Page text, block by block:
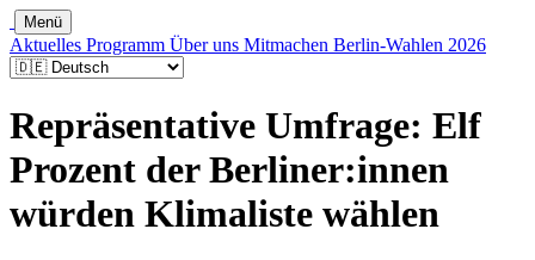
Aktuelles Programm Über uns Mitmachen Berlin-Wahlen 2026
Repräsentative Umfrage: Elf
Prozent der Berliner:innen
würden Klimaliste wählen